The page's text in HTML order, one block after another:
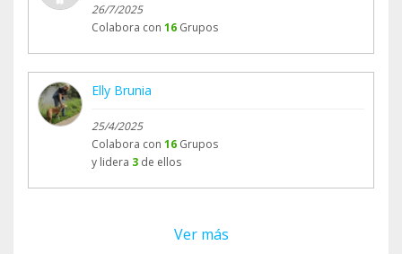
26/7/2025
Colabora con 16 Grupos
Elly Brunia
25/4/2025
Colabora con 16 Grupos
y lidera 3 de ellos
Ver más